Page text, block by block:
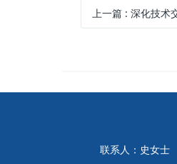
上一篇 : 深化技术交流 筑
联系人：史女士